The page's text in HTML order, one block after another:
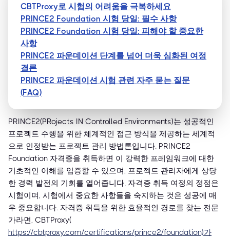
CBTProxy로 시험의 어려움을 극복하세요
PRINCE2 Foundation 시험 당일: 필수 사항
PRINCE2 Foundation 시험 당일: 피해야 할 중요한
사항
PRINCE2 파운데이션 단계를 넘어 더욱 심화된 여정
결론
PRINCE2 파운데이션 시험 관련 자주 묻는 질문
(FAQ)
PRINCE2(PRojects IN Controlled Environments)는 성공적인
프로젝트 수행을 위한 체계적인 접근 방식을 제공하는 세계적
으로 인정받는 프로젝트 관리 방법론입니다. PRINCE2
Foundation 자격증을 취득하면 이 강력한 프레임워크에 대한
기초적인 이해를 입증할 수 있으며, 프로젝트 관리자에게 상당
한 경력 발전의 기회를 열어줍니다. 자격증 취득 여정의 정점은
시험이며, 시험에서 중요한 사항들을 숙지하는 것은 성공에 매
우 중요합니다. 자격증 취득을 위한 효율적인 경로를 찾는 전문
가라면, CBTProxy(
https://cbtproxy.com/certifications/prince2/foundation)가